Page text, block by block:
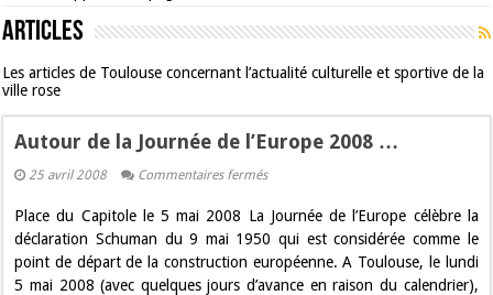
Articles
Les articles de Toulouse concernant l’actualité culturelle et sportive de la
ville rose
Autour de la Journée de l’Europe 2008 …
25 avril 2008 Commentaires ferméssur
la
Journée
l’Europe
2008
Place du Capitole le 5 mai 2008 La Journée de l’Europe célèbre la
déclaration Schuman du 9 mai 1950 qui est considérée comme le
point de départ de la construction européenne. A Toulouse, le lundi
5 mai 2008 (avec quelques jours d’avance en raison du calendrier),